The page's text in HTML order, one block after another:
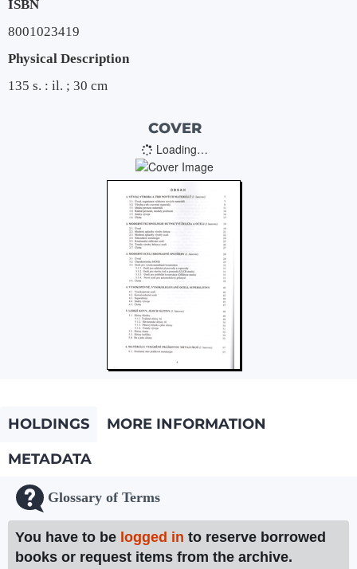
ISBN
8001023419
Physical Description
135 s. : il. ; 30 cm
COVER
Loading…
HOLDINGS
MORE INFORMATION
METADATA
Glossary of Terms
You have to be logged in to reserve borrowed
books or request items from the archive.